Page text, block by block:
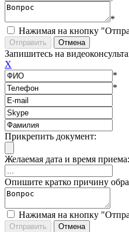
*
Нажимая на кнопку
Запишитесь на
X
*
*
Прикрепить документ:
Желаемая дата и время приема:
Опишите кратко причину
Нажимая на кнопку